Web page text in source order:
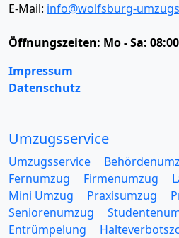
E-Mail: info@wolfsburg-
Öffnungszeiten: Mo - Sa:
Impressum
Datenschutz
Umzugsservice
Umzugsservice
Fernumzug
Firmenumzug
Mini Umzug
Praxisumzug
Seniorenumzug
Entrümpelung